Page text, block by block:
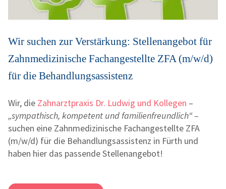
Wir suchen zur Verstärkung: Stellenangebot für
Zahnmedizinische Fachangestellte ZFA (m/w/d)
für die Behandlungsassistenz
Wir, die Zahnarztpraxis Dr. Ludwig und Kollegen –
„sympathisch, kompetent und familienfreundlich“ –
suchen eine Zahnmedizinische Fachangestellte ZFA
(m/w/d) für die Behandlungsassistenz in Fürth und
haben hier das passende Stellenangebot!